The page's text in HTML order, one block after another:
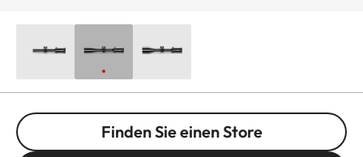
Finden Sie einen Store